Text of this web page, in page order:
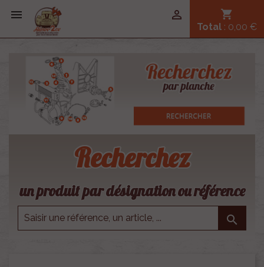
 shopping_cart
Total : 0,00 €

Recherchez
un produit par désignation ou référence
